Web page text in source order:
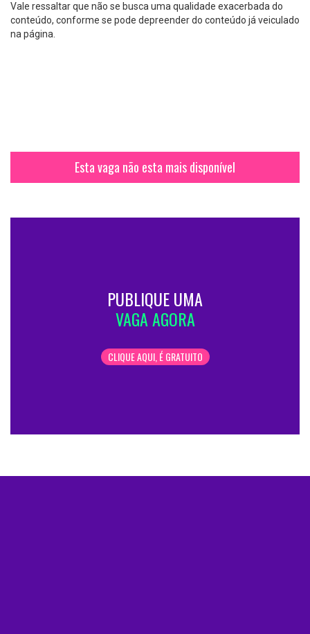
Vale ressaltar que não se busca uma qualidade exacerbada do
conteúdo, conforme se pode depreender do conteúdo já veiculado
na página.
Esta vaga não esta mais disponível
PUBLIQUE UMA
VAGA AGORA
CLIQUE AQUI, É GRATUITO